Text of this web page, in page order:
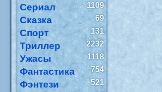
Сериал 1109
Сказка 69
Спорт 131
Триллер 2232
Ужасы 1118
Фантастика 754
Фэнтези
521